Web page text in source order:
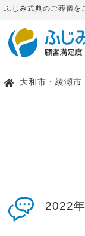
ふじみ式典のご葬儀を
大和市・綾瀬
2022